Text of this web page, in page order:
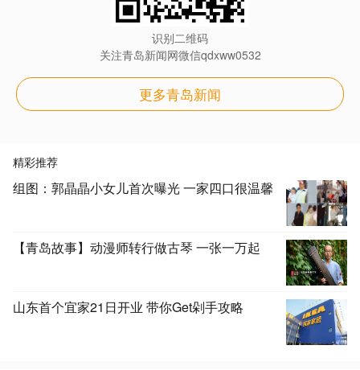
识别二维码
关注青岛新闻网微信qdxww0532
更多青岛新闻
精彩推荐
组图：郭晶晶小女儿首次曝光 一家四口很温馨
【青岛故事】动漫师转行做古琴 一张一万起
山东首个宜家21日开业 带你Get剁手攻略